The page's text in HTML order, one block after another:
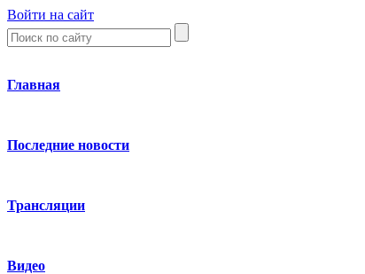
Войти на сайт
Главная
Последние новости
Трансляции
Видео